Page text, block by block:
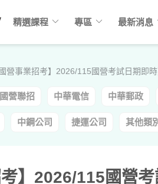
國營事業招考】2026/115國營考試日期即
國營聯招 中華電信 中華郵政
中鋼公司 捷運公司 其他類別
考】2026/115國營
精選課程 keyboard_arrow_down 專區 keyboard_arrow_down 最新消息